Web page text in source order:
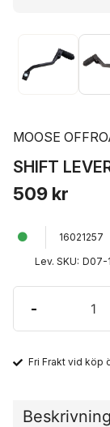
MOOSE
SHIFT
509 kr
16021257
Lev. SKU: D07-
-
Fri Frakt vid köp
Beskrivning